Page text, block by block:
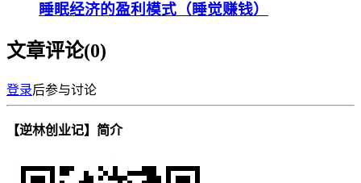
睡眠经济的盈利模式（睡觉赚钱）
文章评论(0)
登录后参与讨论
【逆林创业记】简介